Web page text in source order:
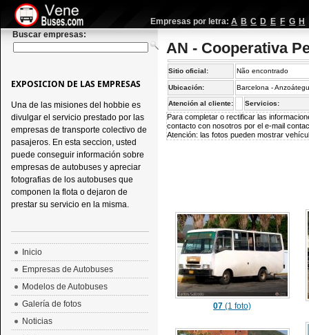
Empresas por letra: A B C D E F G H
Buscar empresas:
AN - Cooperativa
Sitio oficial: Não encontrado
Ubicación: Barcelona -
Atención al cliente: Servicios:
Para completar o rectificar las
contacto con nosotros por el e-mail
Atención: las fotos pueden mostrar
07 (1 foto)
EXPOSICION DE LAS EMPRESAS
Una de las misiones del hobbie es
divulgar el servicio prestado por las
empresas de transporte colectivo de
pasajeros. En esta seccion, usted
puede conseguir información sobre
empresas de autobuses y apreciar
fotografias de los autobuses que
componen la flota o dejaron de
prestar su servicio en la misma.
Inicio
Empresas de Autobuses
Modelos de Autobuses
Galería de fotos
Noticias